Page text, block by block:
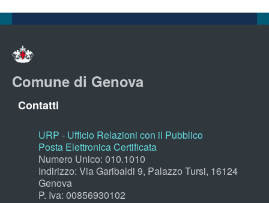
Comune di Genova
Contatti
URP - Ufficio Relazioni con il Pubblico
Posta Elettronica Certificata
Numero Unico: 010.1010
Indirizzo: Via Garibaldi 9, Palazzo Tursi, 16124
Genova
P. Iva: 00856930102